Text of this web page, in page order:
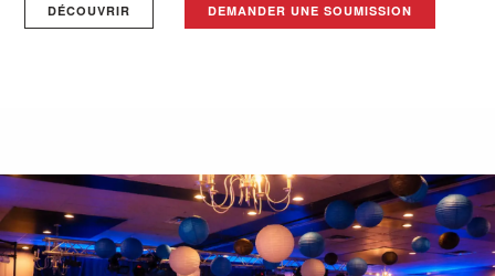
DÉCOUVRIR DEMANDER UNE SOUMISSION